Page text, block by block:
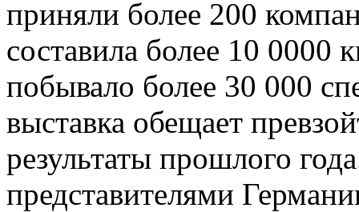
приняли более 200
составила более 10 0000
побывало более 30 000
выставка обещает
результаты прошлого
представителями